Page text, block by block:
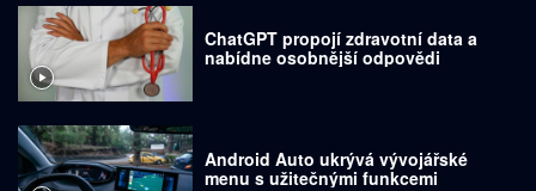
ChatGPT propojí zdravotní data a
nabídne osobnější odpovědi
Android Auto ukrývá vývojářské
menu s užitečnými funkcemi